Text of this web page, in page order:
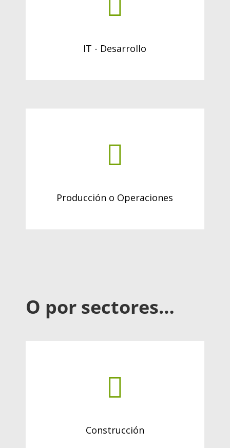
IT - Desarrollo
Producción o Operaciones
O por sectores…
Construcción